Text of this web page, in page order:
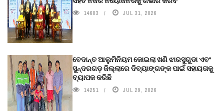
14603 JUL 31, 2026
ବେଦାନ୍ତ ଆଲୁମିନିୟମ କୋଇଲା ଖଣି ଝାରସୁଗୁଡା ଏବଂ
ସୁନ୍ଦରଗଡ଼ ଜିଲ୍ଲାରେ ଦିବ୍ୟାଙ୍ଗଙ୍କ ପାଇଁ ସହାୟତାକୁ
ବ୍ୟାପକ କରିଛି
14251 JUL 29, 2026